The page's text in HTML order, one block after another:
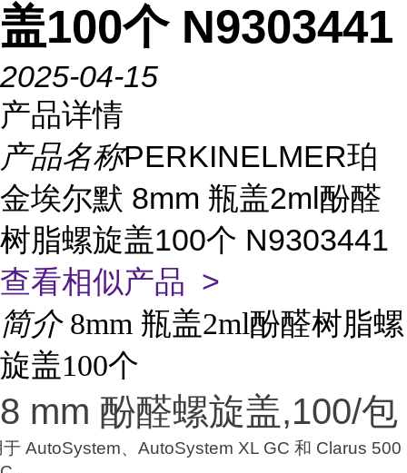
盖100个 N9303441
2025-04-15
产品详情
产品名称PERKINELMER珀
金埃尔默 8mm 瓶盖2ml酚醛
树脂螺旋盖100个 N9303441
查看相似产品 >
简介 8mm 瓶盖2ml酚醛树脂螺
旋盖100个
8 mm 酚醛螺旋盖,100/包
于 AutoSystem、AutoSystem XL GC 和 Clarus 500